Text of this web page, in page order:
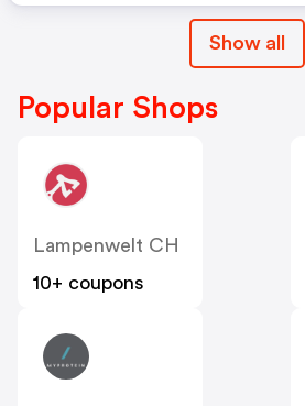
Show all
Popular Shops
Lampenwelt CH
10+ coupons